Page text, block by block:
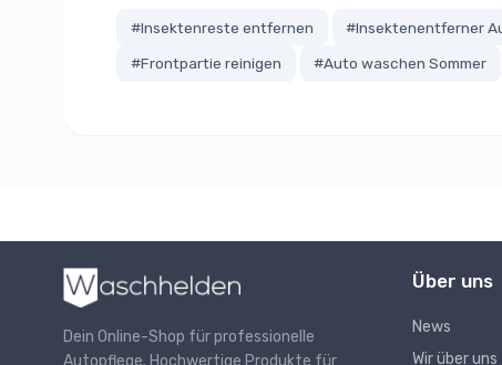
#Insektenreste entfernen #Insektenentferner
#Frontpartie reinigen #Auto waschen Sommer
Dein Online-Shop für professionelle
Über uns
News
Wir über uns